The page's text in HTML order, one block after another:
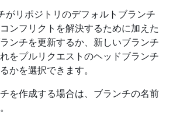
がリポジトリのデフォルトブランチ
ンフリクトを解決するために加えた
ンチを更新するか、新しいブランチ
をプルリクエストのヘッドブランチ
かを選択できます。
を作成する場合は、ブランチの名前